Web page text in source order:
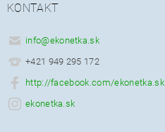
KONTAKT
info@ekonetka.sk
+421 949 295 172
http://facebook.com/ekonetka.sk
ekonetka.sk